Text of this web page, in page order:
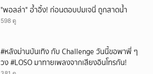
"พอลล่า" อ้ำอิ้ง! ก่อนตอบปมเจนี่ ถูกสาดน้ำ
598 ดู
#หลังม่านบันเทิง กับ Challenge วันนี้ขอพาพี่ ๆ
วง #LOSO มาทายเพลงจากเสียงอินโทรกัน!
ยกเลิก